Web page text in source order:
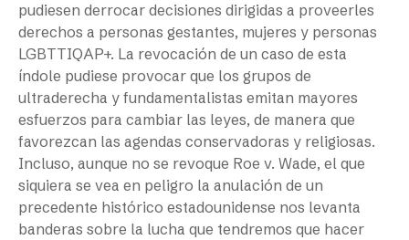
pudiesen derrocar decisiones dirigidas a proveerles
derechos a personas gestantes, mujeres y personas
LGBTTIQAP+. La revocación de un caso de esta
índole pudiese provocar que los grupos de
ultraderecha y fundamentalistas emitan mayores
esfuerzos para cambiar las leyes, de manera que
favorezcan las agendas conservadoras y religiosas.
Incluso, aunque no se revoque Roe v. Wade, el que
siquiera se vea en peligro la anulación de un
precedente histórico estadounidense nos levanta
banderas sobre la lucha que tendremos que hacer